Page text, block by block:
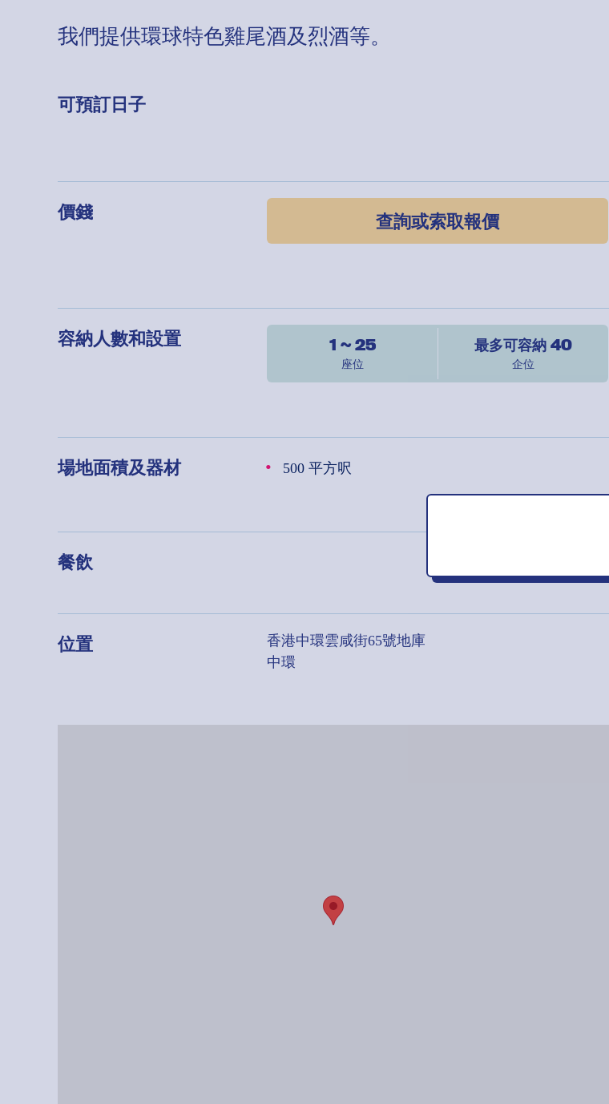
我們提供環球特色雞尾酒及烈酒等。
可預訂日子
價錢 查詢或索取報價
容納人數和設置 1 ~ 25
座位
最多可容納 40
企位
場地面積及器材 500 平方呎
餐飲
位置
香港中環雲咸街65號地庫
中環